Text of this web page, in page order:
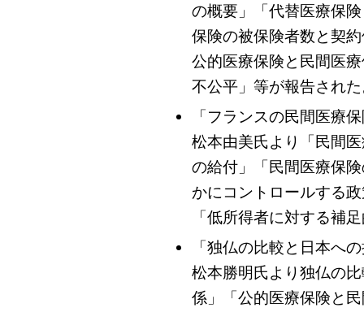
の概要」「代替医療保
保険の被保険者数と契
公的医療保険と民間医
不公平」等が報告され
「フランスの民間医療
松本由美氏より「民間
の給付」「民間医療保
かにコントロールする
「低所得者に対する補
「独仏の比較と日本へ
松本勝明氏より独仏の
係」「公的医療保険と